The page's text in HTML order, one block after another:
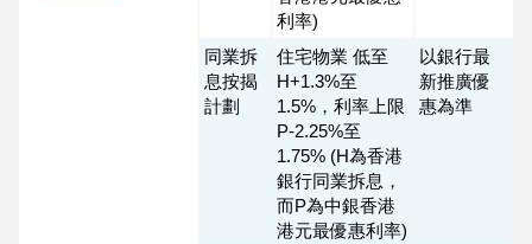
利率)
同業拆
息按揭
計劃
住宅物業 低至
H+1.3%至
1.5%，利率上限
P-2.25%至
1.75% (H為香港
銀行同業拆息，
而P為中銀香港
港元最優惠利率)
以銀行最
新推廣優
惠為準